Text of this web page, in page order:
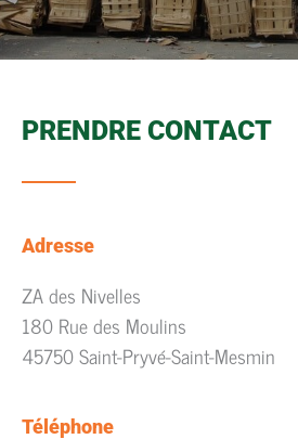
PRENDRE CONTACT
Adresse
ZA des Nivelles
180 Rue des Moulins
45750 Saint-Pryvé-Saint-Mesmin
Téléphone